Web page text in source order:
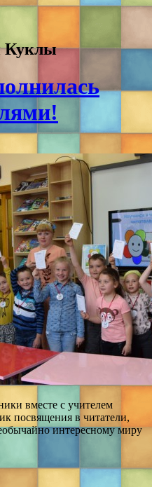
Куклы
вместе с учителем
посвящения в читатели,
интересному миру